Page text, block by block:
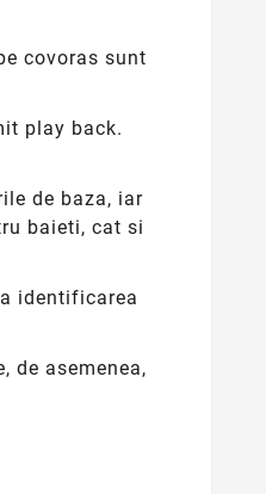
covoras sunt
play back.
de baza, iar
baieti, cat si
identificarea
de asemenea,